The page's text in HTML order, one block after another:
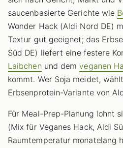
saucenbasierte Gerichte wie
Wonder Hack (Aldi Nord DE)
Textur gut geeignet; das
Süd DE) liefert eine festere
Laibchen und demveganen
kommt. Wer Soja meidet,
Erbsenprotein-Variante von
Für Meal-Prep-Planung lohnt
(Mix für Veganes Hack, Aldi
Raumtemperatur monatelang